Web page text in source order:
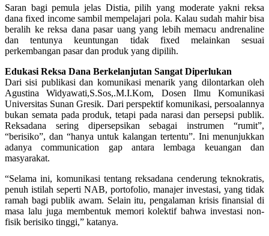
Saran bagi pemula jelas Distia, pilih yang moderate yakni reksa
dana fixed income sambil mempelajari pola. Kalau sudah mahir bisa
beralih ke reksa dana pasar uang yang lebih memacu andrenaline
dan tentunya keuntungan tidak fixed melainkan sesuai
perkembangan pasar dan produk yang dipilih.
Edukasi Reksa Dana Berkelanjutan Sangat Diperlukan
Dari sisi publikasi dan komunikasi menarik yang dilontarkan oleh
Agustina Widyawati,S.Sos,.M.I.Kom, Dosen Ilmu Komunikasi
Universitas Sunan Gresik. Dari perspektif komunikasi, persoalannya
bukan semata pada produk, tetapi pada narasi dan persepsi publik.
Reksadana sering dipersepsikan sebagai instrumen “rumit”,
“berisiko”, dan “hanya untuk kalangan tertentu”. Ini menunjukkan
adanya communication gap antara lembaga keuangan dan
masyarakat.
“Selama ini, komunikasi tentang reksadana cenderung teknokratis,
penuh istilah seperti NAB, portofolio, manajer investasi, yang tidak
ramah bagi publik awam. Selain itu, pengalaman krisis finansial di
masa lalu juga membentuk memori kolektif bahwa investasi non-
fisik berisiko tinggi,” katanya.